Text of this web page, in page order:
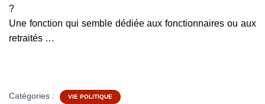
?
Une fonction qui semble dédiée aux fonctionnaires ou aux
retraités …
Catégories : VIE POLITIQUE